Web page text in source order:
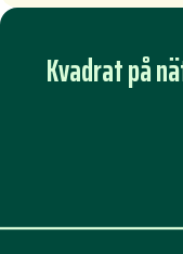
Kvadrat på